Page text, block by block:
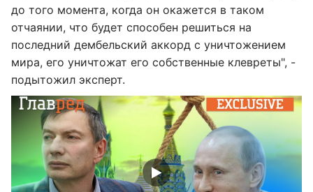
до того момента, когда он окажется в таком
отчаянии, что будет способен решиться на
последний дембельский аккорд с уничтожением
мира, его уничтожат его собственные клевреты", -
подытожил эксперт.